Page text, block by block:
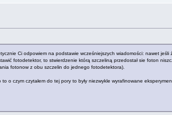
Ci odpowiem na podstawie wcześniejszych wiadomości: nawet
fotodetektor, to stwierdzenie którą szczeliną przedostał sie foton
fotonow z obu szczelin do jednego fotodetektora).
o czym czytałem do tej pory to były niezwykle wyrafinowane